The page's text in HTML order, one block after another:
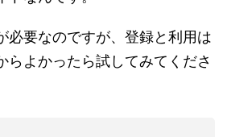
必要なのですが、登録と利用は
らよかったら試してみてくださ